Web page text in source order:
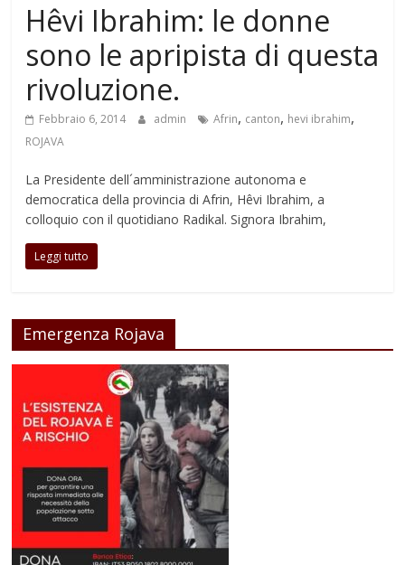
Hêvi Ibrahim: le donne
sono le apripista di questa
rivoluzione.
Febbraio 6, 2014 admin Afrin, canton, hevi ibrahim,
ROJAVA
La Presidente dell´amministrazione autonoma e
democratica della provincia di Afrin, Hêvi Ibrahim, a
colloquio con il quotidiano Radikal. Signora Ibrahim,
Leggi tutto
Emergenza Rojava